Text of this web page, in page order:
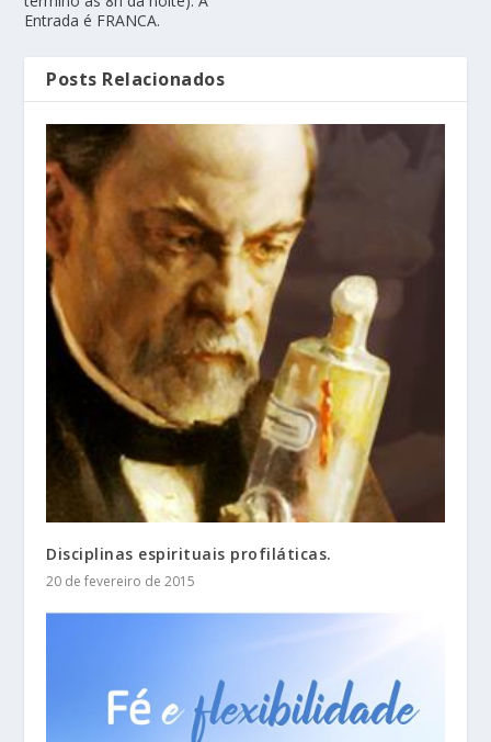
Entrada é FRANCA.
Posts Relacionados
Disciplinas espirituais profiláticas.
20 de fevereiro de 2015